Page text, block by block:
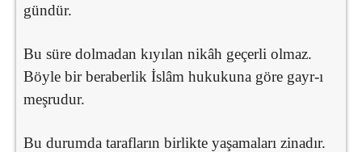
gündür.
Bu süre dolmadan kıyılan nikâh geçerli olmaz.
Böyle bir beraberlik İslâm hukukuna göre gayr-ı
meşrudur.
Bu durumda tarafların birlikte yaşamaları zinadır.